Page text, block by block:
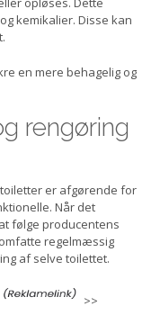
kemikalier. Disse kan
en mere behagelig og
rengøring
er afgørende for
Når det
følge producentens
regelmæssig
af selve toilettet.
>>